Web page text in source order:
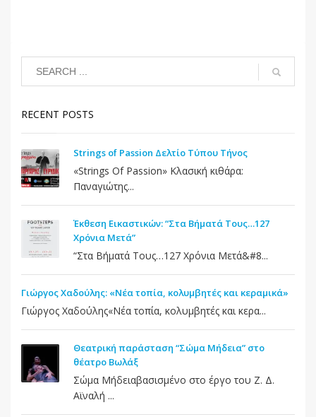
RECENT POSTS
Strings of Passion Δελτίο Τύπου Τήνος
«Strings Of Passion» Κλασική κιθάρα:
Παναγιώτης...
Έκθεση Εικαστικών: “Στα Βήματά Τους…127
Χρόνια Μετά”
“Στα Βήματά Τους…127 Χρόνια Μετά&#8...
Γιώργος Χαδούλης: «Νέα τοπία, κολυμβητές και κεραμικά»
Γιώργος Χαδούλης«Νέα τοπία, κολυμβητές και κερα...
Θεατρική παράσταση “Σώμα Μήδεια” στο
θέατρο Βωλάξ
Σώμα Μήδειαβασισμένο στο έργο του Ζ. Δ.
Αϊναλή ...